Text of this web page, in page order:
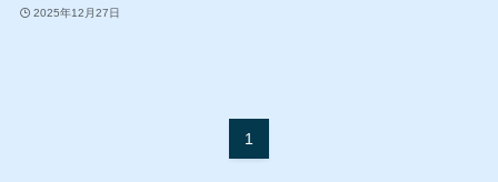
2025年12月27日
1